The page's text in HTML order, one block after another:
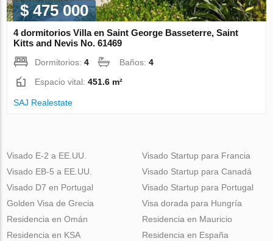
$ 475 000
4 dormitorios Villa en Saint George Basseterre, Saint
Kitts and Nevis No. 61469
Dormitorios:4 Baños:4
Espacio vital:451.6 m²
SAJ Realestate
Visado E-2 a EE.UU.
Visado EB-5 a EE.UU.
Visado D7 en Portugal
Golden Visa de Grecia
Visado Startup para Francia
Visado Startup para Canadá
Visado Startup para Portugal
Visa dorada para Hungría
Residencia en Omán
Residencia en KSA
Residencia en Mauricio
Residencia en España